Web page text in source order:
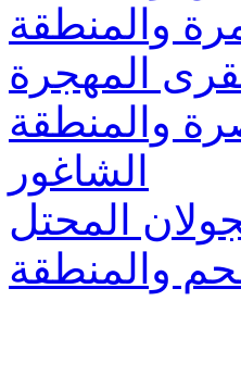
والمنطقة
المهجرة
والمنطقة
الشاغور
المحتل
والمنطقة